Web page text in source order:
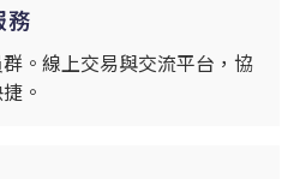
務
。線上交易與交流平台，協
。